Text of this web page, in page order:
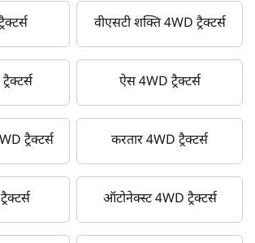
वीएसटी शक्ति 4WD ट्रैक्टर्स
ऐस 4WD ट्रैक्टर्स
ट्रैक्टर्स करतार 4WD ट्रैक्टर्स
ऑटोनेक्स्ट 4WD ट्रैक्टर्स